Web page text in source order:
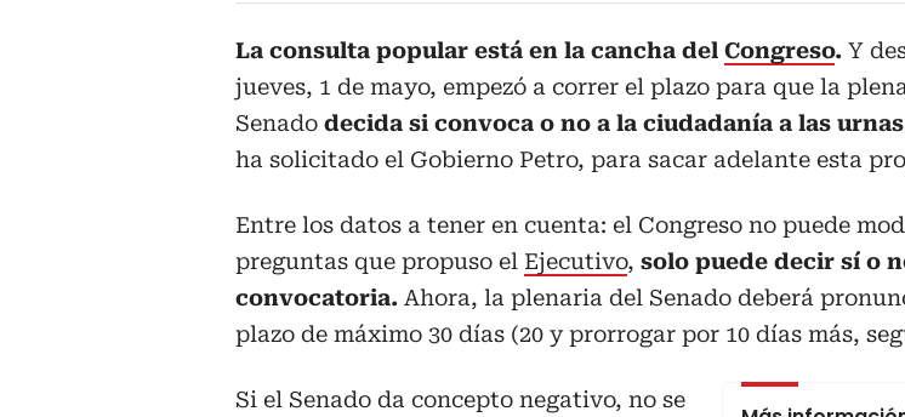
La consulta popular está en la cancha del Congreso. Y
jueves, 1 de mayo, empezó a correr el plazo para que la
Senado decida si convoca o no a la ciudadanía a las
ha solicitado el Gobierno Petro, para sacar adelante esta
Entre los datos a tener en cuenta: el Congreso no puede
preguntas que propuso el Ejecutivo, solo puede decir sí o
convocatoria. Ahora, la plenaria del Senado deberá
plazo de máximo 30 días (20 y prorrogar por 10 días más,
Si el Senado da concepto negativo, no se